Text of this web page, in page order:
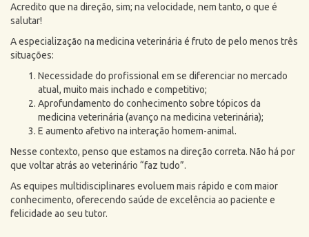
Acredito que na direção, sim; na velocidade, nem tanto, o que é
salutar!
A especialização na medicina veterinária é fruto de pelo menos três
situações:
Necessidade do profissional em se diferenciar no mercado
atual, muito mais inchado e competitivo;
Aprofundamento do conhecimento sobre tópicos da
medicina veterinária (avanço na medicina veterinária);
E aumento afetivo na interação homem-animal.
Nesse contexto, penso que estamos na direção correta. Não há por
que voltar atrás ao veterinário “faz tudo”.
As equipes multidisciplinares evoluem mais rápido e com maior
conhecimento, oferecendo saúde de excelência ao paciente e
felicidade ao seu tutor.